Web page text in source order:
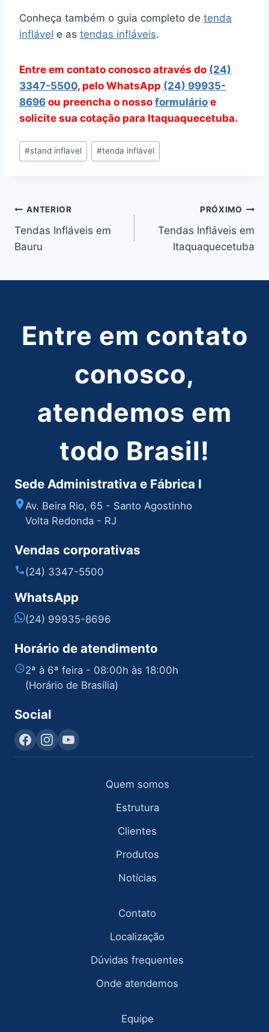
Conheça também o guia completo de tenda
inflável e as tendas infláveis.
Entre em contato conosco através do (24)
3347-5500, pelo WhatsApp (24) 99935-
8696 ou preencha o nosso formulário e
solicite sua cotação para Itaquaquecetuba.
Tags
do
#stand inflavel #tenda inflável
Navegação
de
ANTERIOR
Tendas Infláveis em
Bauru
PRÓXIMO
Tendas Infláveis em
Itaquaquecetuba
Entre em contato
conosco,
atendemos em
todo Brasil!
Sede Administrativa e Fábrica I
Av. Beira Rio, 65 - Santo Agostinho
Volta Redonda - RJ
Vendas corporativas
(24) 3347-5500
WhatsApp
(24) 99935-8696
Horário de atendimento
2ª à 6ª feira - 08:00h às 18:00h
(Horário de Brasília)
Social
Quem somos
Estrutura
Clientes
Produtos
Notícias
Contato
Localização
Dúvidas frequentes
Onde atendemos
Equipe